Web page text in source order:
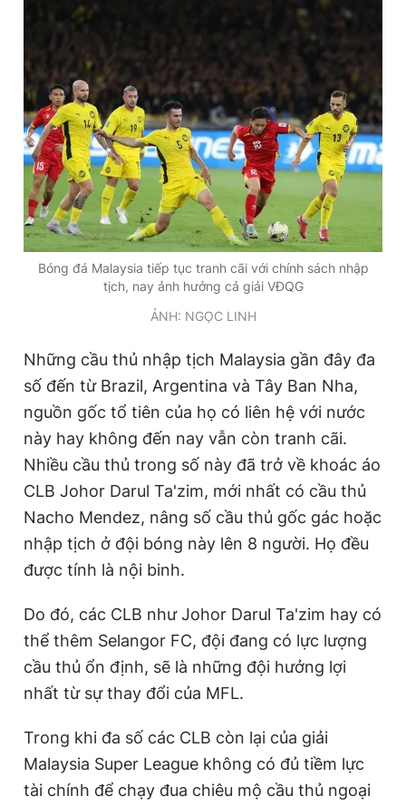
Bóng đá Malaysia tiếp tục tranh cãi với chính sách nhập
tịch, nay ảnh hưởng cả giải VĐQG
ẢNH: NGỌC LINH
Những cầu thủ nhập tịch Malaysia gần đây đa
số đến từ Brazil, Argentina và Tây Ban Nha,
nguồn gốc tổ tiên của họ có liên hệ với nước
này hay không đến nay vẫn còn tranh cãi.
Nhiều cầu thủ trong số này đã trở về khoác áo
CLB Johor Darul Ta'zim, mới nhất có cầu thủ
Nacho Mendez, nâng số cầu thủ gốc gác hoặc
nhập tịch ở đội bóng này lên 8 người. Họ đều
được tính là nội binh.
Do đó, các CLB như Johor Darul Ta'zim hay có
thể thêm Selangor FC, đội đang có lực lượng
cầu thủ ổn định, sẽ là những đội hưởng lợi
nhất từ sự thay đổi của MFL.
Trong khi đa số các CLB còn lại của giải
Malaysia Super League không có đủ tiềm lực
tài chính để chạy đua chiêu mộ cầu thủ ngoại